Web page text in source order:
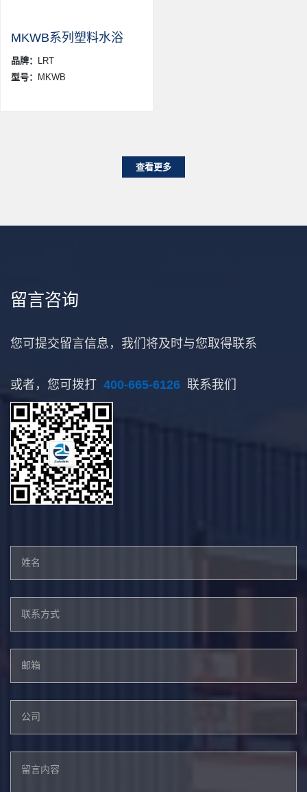
MKWB系列塑料水浴
品牌：
LRT
型号：
MKWB
查看更多
留言咨询
您可提交留言信息，我们将及时与您取得联系
或者，您可拨打 400-665-6126 联系我们